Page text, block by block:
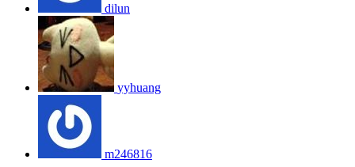
dilun
yyhuang
m246816